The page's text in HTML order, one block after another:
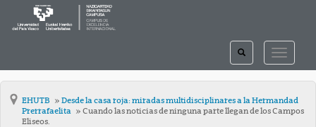
TOGGLE
TOGGLE
SEARCH
EHUTB
Desde la casa roja: miradas multidisciplinares a la Hermandad
Prerrafaelita
Cuando las noticias de ninguna parte llegan de los Campos
Eliseos.